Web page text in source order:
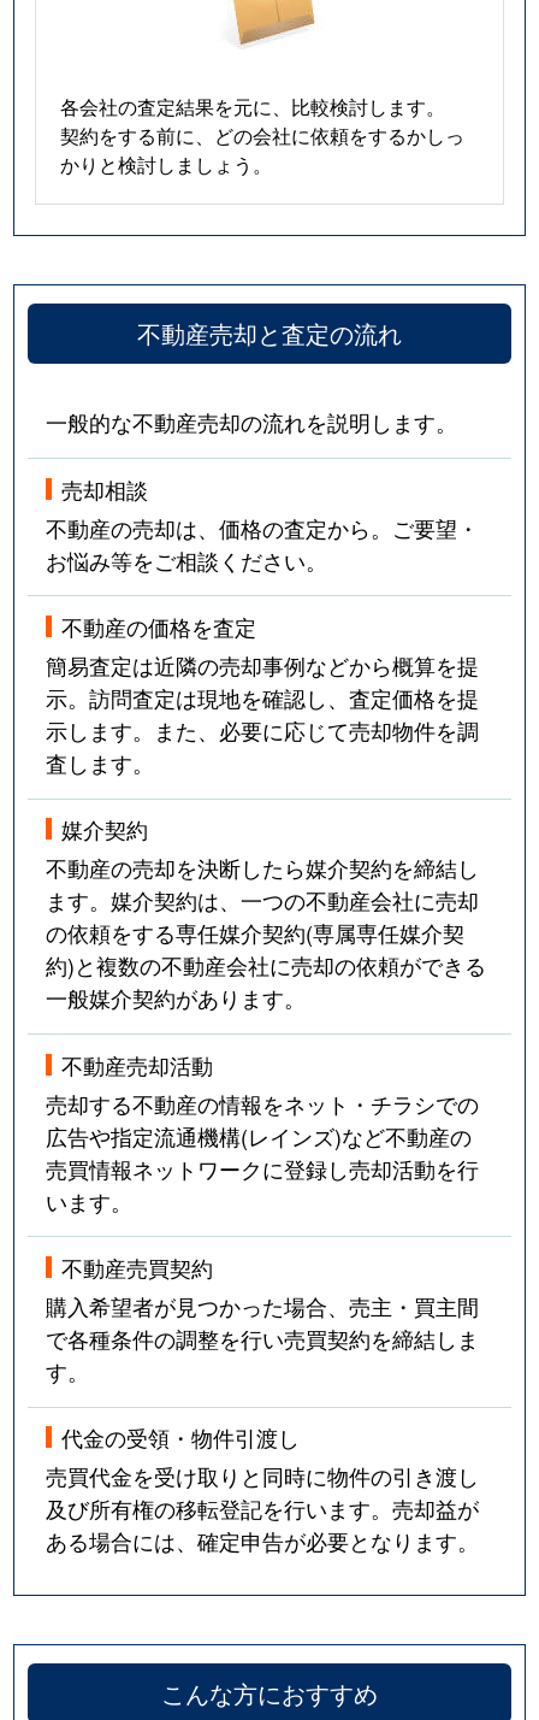
各会社の査定結果を元に、比較検討します。
契約をする前に、どの会社に依頼をするかしっ
かりと検討しましょう。
不動産売却と査定の流れ
一般的な不動産売却の流れを説明します。
売却相談
不動産の売却は、価格の査定から。ご要望・
お悩み等をご相談ください。
不動産の価格を査定
簡易査定は近隣の売却事例などから概算を提
示。訪問査定は現地を確認し、査定価格を提
示します。また、必要に応じて売却物件を調
査します。
媒介契約
不動産の売却を決断したら媒介契約を締結し
ます。媒介契約は、一つの不動産会社に売却
の依頼をする専任媒介契約(専属専任媒介契
約)と複数の不動産会社に売却の依頼ができる
一般媒介契約があります。
不動産売却活動
売却する不動産の情報をネット・チラシでの
広告や指定流通機構(レインズ)など不動産の
売買情報ネットワークに登録し売却活動を行
います。
不動産売買契約
購入希望者が見つかった場合、売主・買主間
で各種条件の調整を行い売買契約を締結しま
す。
代金の受領・物件引渡し
売買代金を受け取りと同時に物件の引き渡し
及び所有権の移転登記を行います。売却益が
ある場合には、確定申告が必要となります。
こんな方におすすめ